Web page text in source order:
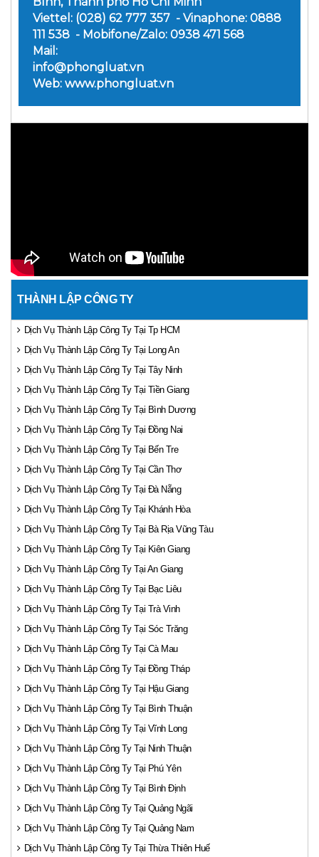
Viettel: (028) 62 777 357 - Vinaphone: 0888
111 538 - Mobifone/Zalo: 0938 471 568
Mail:
info@phongluat.vn
Web: www.phongluat.vn
THÀNH LẬP CÔNG TY
Dịch Vụ Thành Lập Công Ty Tại Tp HCM
Dịch Vụ Thành Lập Công Ty Tại Long An
Dịch Vụ Thành Lập Công Ty Tại Tây Ninh
Dịch Vụ Thành Lập Công Ty Tại Tiền Giang
Dịch Vụ Thành Lập Công Ty Tại Bình Dương
Dịch Vụ Thành Lập Công Ty Tại Đồng Nai
Dịch Vụ Thành Lập Công Ty Tại Bến Tre
Dịch Vụ Thành Lập Công Ty Tại Cần Thơ
Dịch Vụ Thành Lập Công Ty Tại Đà Nẵng
Dịch Vụ Thành Lập Công Ty Tại Khánh Hòa
Dịch Vụ Thành Lập Công Ty Tại Bà Rịa Vũng Tàu
Dịch Vụ Thành Lập Công Ty Tại Kiên Giang
Dịch Vụ Thành Lập Công Ty Tại An Giang
Dịch Vụ Thành Lập Công Ty Tại Bạc Liêu
Dịch Vụ Thành Lập Công Ty Tại Trà Vinh
Dịch Vụ Thành Lập Công Ty Tại Sóc Trăng
Dịch Vụ Thành Lập Công Ty Tại Cà Mau
Dịch Vụ Thành Lập Công Ty Tại Đồng Tháp
Dịch Vụ Thành Lập Công Ty Tại Hậu Giang
Dịch Vụ Thành Lập Công Ty Tại Bình Thuận
Dịch Vụ Thành Lập Công Ty Tại Vĩnh Long
Dịch Vụ Thành Lập Công Ty Tại Ninh Thuận
Dịch Vụ Thành Lập Công Ty Tại Phú Yên
Dịch Vụ Thành Lập Công Ty Tại Bình Định
Dịch Vụ Thành Lập Công Ty Tại Quảng Ngãi
Dịch Vụ Thành Lập Công Ty Tại Quảng Nam
Dịch Vụ Thành Lập Công Ty Tại Thừa Thiên Huế